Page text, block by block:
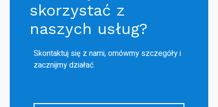
skorzystać z
naszych usług?
Skontaktuj się z nami, omówmy szczegóły i
zacznijmy działać.